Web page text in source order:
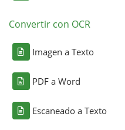
Convertir con OCR
Imagen a Texto
PDF a Word
Escaneado a Texto